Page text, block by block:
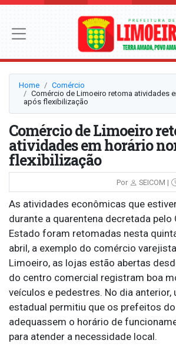
Home
Comércio
Comércio de Limoeiro retoma atividades
após flexibilização
Comércio de Limoeiro
atividades em horário
flexibilização
Por SEICOM |
As atividades econômicas que
durante a quarentena decretada pelo
Estado foram retomadas nesta
abril, a exemplo do comércio
Limoeiro, as lojas estão abertas
do centro comercial registram boa
veículos e pedestres. No dia anterior,
estadual permitiu que os prefeitos
adequassem o horário de
para atender a necessidade local.